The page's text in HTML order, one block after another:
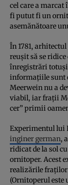
cel care a
fi putut fi un
asemănătoare
În 1781,
reușit să se
înregistrări totuși
informațiile sunt
Meerwein nu a
viabil, iar frații
cer” primii
Experimentul lui
inginer german,
ridicat de la sol
ornitoper. Acest
realizările
(Ornitoperul este